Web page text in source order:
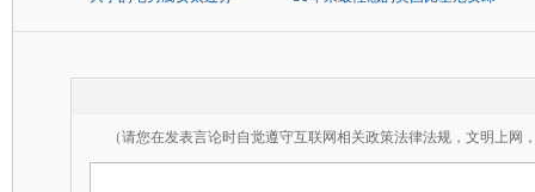
（请您在发表言论时自觉遵守互联网相关政策法律法规，文明上网